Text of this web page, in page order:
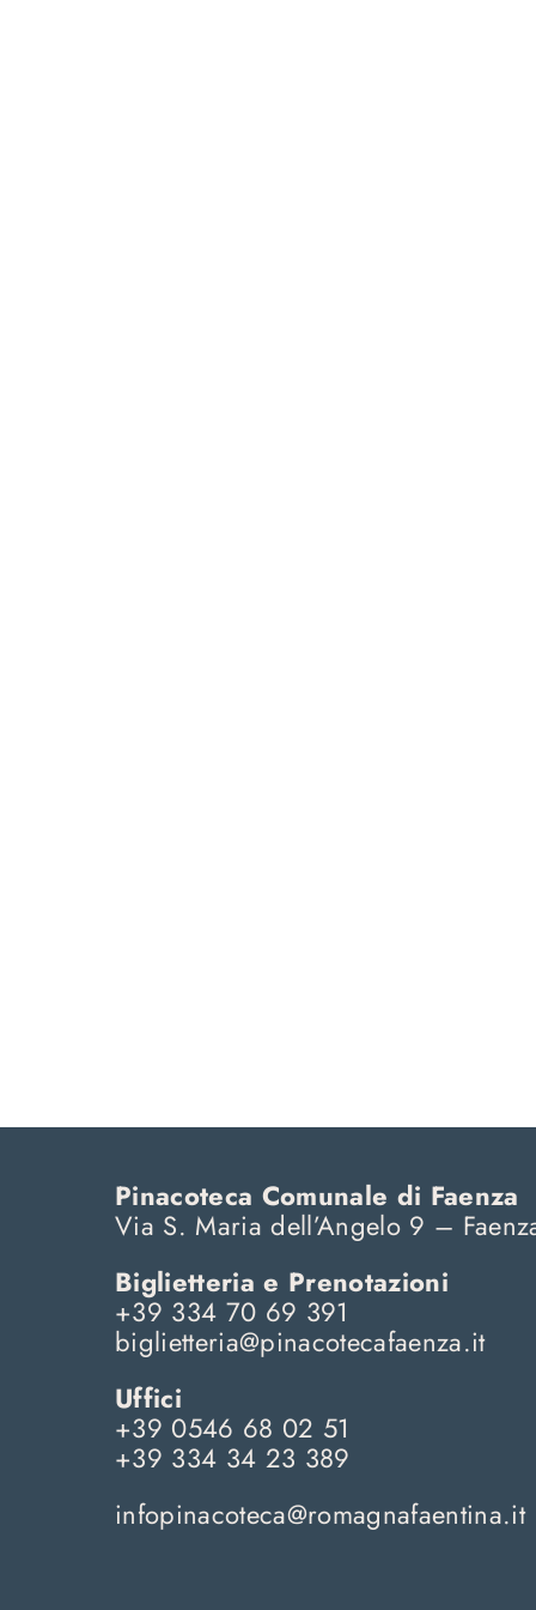
Pinacoteca Comunale di Faenza
Via S. Maria dell’Angelo 9 –
Biglietteria e Prenotazioni
+39 334 70 69 391
biglietteria@pinacotecafaenza.it
Uffici
+39 0546 68 02 51
+39 334 34 23 389
infopinacoteca@romagnafaentina.it